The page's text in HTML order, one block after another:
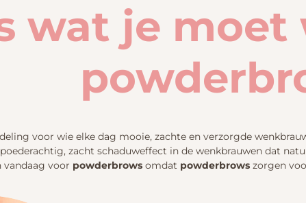
wat je moet
voor wie elke dag mooie, zachte en verzorgde
zacht schaduweffect in de wenkbrauwen dat
vandaag voor powderbrows omdat powderbrows zorgen